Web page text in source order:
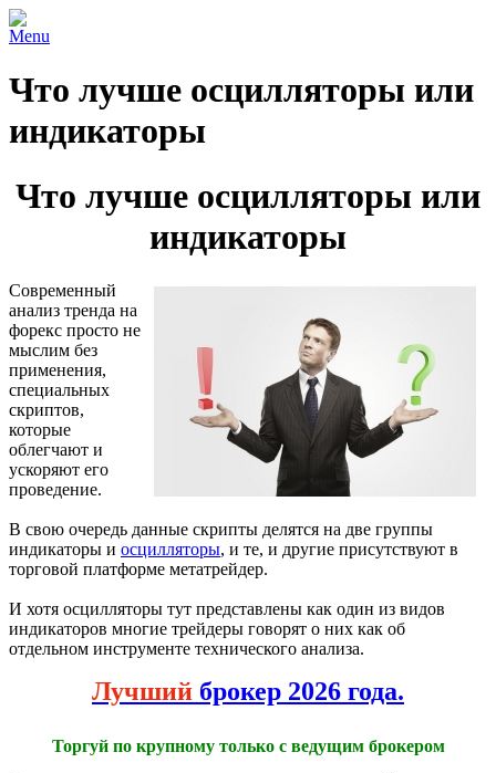
Menu
Что лучше осцилляторы или
индикаторы
Что лучше осцилляторы или
индикаторы
Современный
анализ тренда на
форекс просто не
мыслим без
применения,
специальных
скриптов,
которые
облегчают и
ускоряют его
проведение.
В свою очередь данные скрипты делятся на две группы
индикаторы и осцилляторы, и те, и другие присутствуют в
торговой платформе метатрейдер.
И хотя осцилляторы тут представлены как один из видов
индикаторов многие трейдеры говорят о них как об
отдельном инструменте технического анализа.
Лучший брокер 2026 года.
Торгуй по крупному только с ведущим брокером